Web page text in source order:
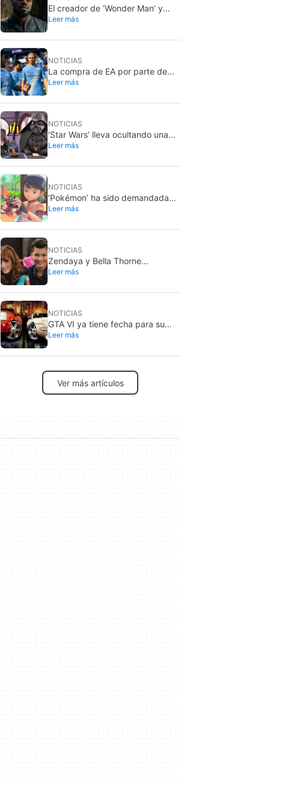
El creador de ‘Wonder Man’ y
‘Spider-Man: Brand New Day’ no
cancelada abruptamente
Leer más
NOTICIAS
La compra de EA por parte de
Arabia Saudí ha sido finalizada, y
todos
Leer más
NOTICIAS
‘Star Wars’ lleva ocultando una
parodia desde hace 13 años.
pero solo para unos pocos
Leer más
NOTICIAS
‘Pokémon’ ha sido demandada
exactamente por lo que jamás
consentimiento en el baño
Leer más
NOTICIAS
Zendaya y Bella Thorne
estuvieron obligadas a
infantiles en Disney. “La cosa se
Leer más
NOTICIAS
GTA VI ya tiene fecha para su
Extended Look: se estrena en
Leer más
Ver más artículos